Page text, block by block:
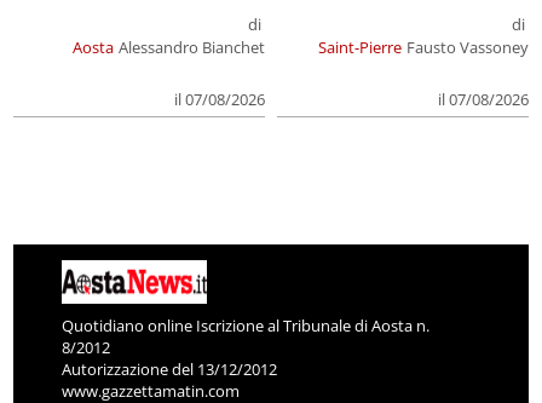
Aosta
di
Alessandro Bianchet
il 07/08/2026
Saint-Pierre
di
Fausto Vassoney
il 07/08/2026
Quotidiano online Iscrizione al Tribunale di Aosta n.
8/2012
Autorizzazione del 13/12/2012
www.gazzettamatin.com